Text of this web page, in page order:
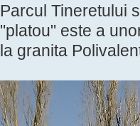
Parcul Tineretului
"platou" este a
la granita